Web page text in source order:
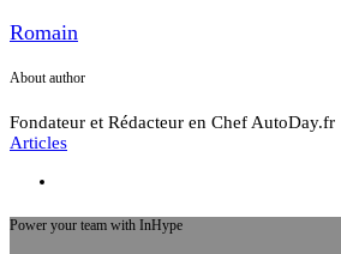
Romain
About author
Fondateur et Rédacteur en Chef AutoDay.fr
Articles
Power your team with InHype